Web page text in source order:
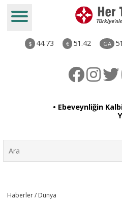
$ 44.73 € 51.42 GA
• Ebeveynliğin
Haberler / Dünya